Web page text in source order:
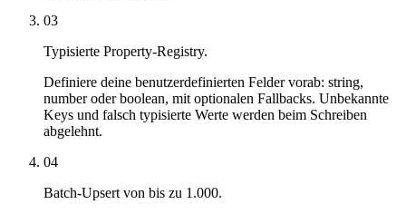
03
Typisierte Property-Registry.
Definiere deine benutzerdefinierten Felder vorab: string,
number oder boolean, mit optionalen Fallbacks. Unbekannte
Keys und falsch typisierte Werte werden beim Schreiben
abgelehnt.
04
Batch-Upsert von bis zu 1.000.